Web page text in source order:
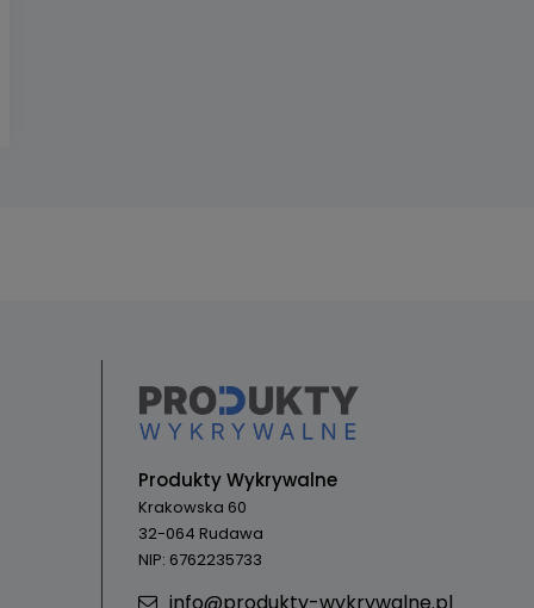
Produkty Wykrywalne
Krakowska 60
32-064 Rudawa
NIP: 6762235733